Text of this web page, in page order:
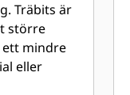
är
större
mindre
eller